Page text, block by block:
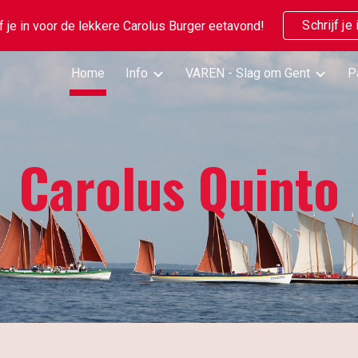
to main content Skip to
je in voor de lekkere Carolus Burger eetavond! Schrijf je
Home Info VAREN - Slag om Gent
Carolus Quinto